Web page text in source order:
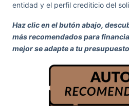
entidad y el perfil crediticio del
Haz clic en el butón abajo,
más recomendados para
mejor se adapte a tu